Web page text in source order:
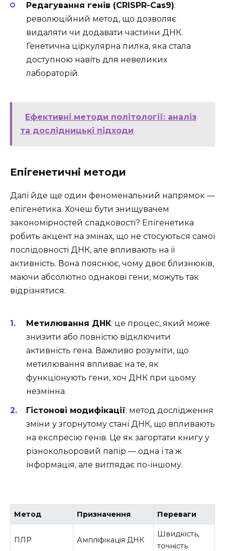
Редагування генів (CRISPR-Cas9):
революційний метод, що дозволяє
видаляти чи додавати частини ДНК.
Генетична ціркулярна пилка, яка стала
доступною навіть для невеликих
лабораторій.
Ефективні методи політології: аналіз
та дослідницькі підходи
Епігенетичні методи
Далі йде ще один феноменальний напрямок —
епігенетика. Хочеш бути знищувачем
закономірностей спадковості? Епігенетика
робить акцент на змінах, що не стосуються самої
послідовності ДНК, але впливають на її
активність. Вона пояснює, чому двоє близнюків,
маючи абсолютно однакові гени, можуть так
відрізнятися.
Метилювання ДНК: це процес, який може
знизити або повністю відключити
активність гена. Важливо розуміти, що
метилювання впливає на те, як
функціонують гени, хоч ДНК при цьому
незмінна.
Гістонові модифікації: метод дослідження
зміни у згорнутому стані ДНК, що впливають
на експресію генів. Це як загортати книгу у
різнокольоровий папір — одна і та ж
інформація, але виглядає по-іншому.
Метод Призначення Переваги
ПЛР Ампліфікація ДНК
Швидкість,
точність